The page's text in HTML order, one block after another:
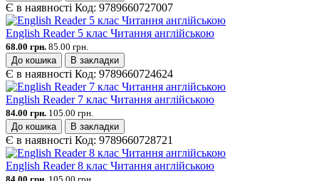
Є в наявності Код: 9789660727007
English Reader 5 клас Читання англійською
68.00 грн. 85.00 грн.
До кошика
В закладки
Є в наявності Код: 9789660724624
English Reader 7 клас Читання англійською
84.00 грн. 105.00 грн.
До кошика
В закладки
Є в наявності Код: 9789660728721
English Reader 8 клас Читання англійською